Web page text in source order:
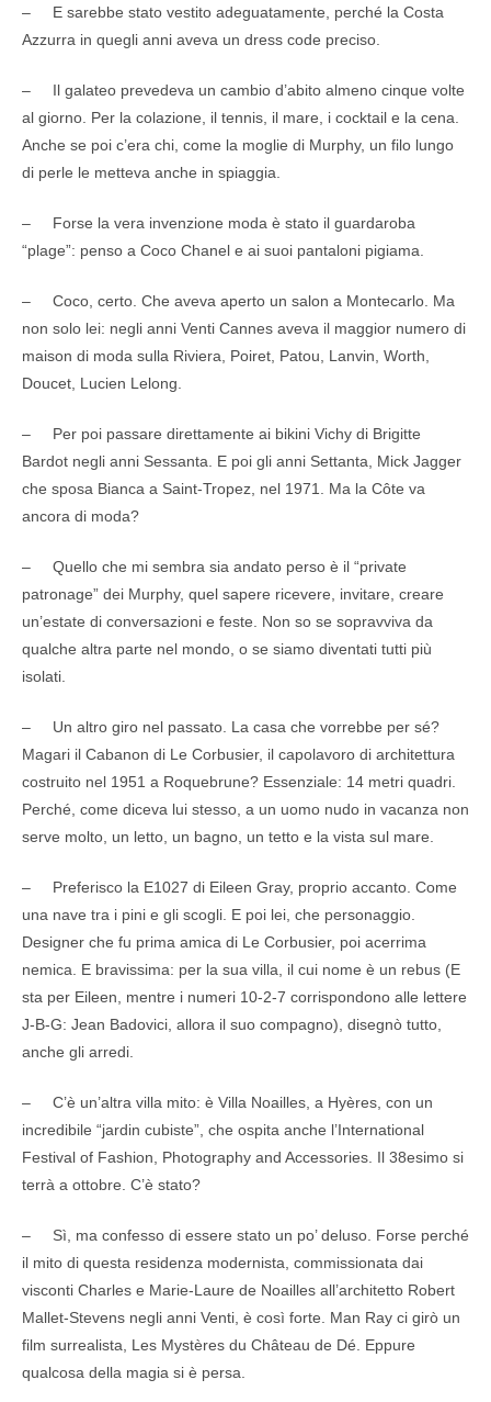
– E sarebbe stato vestito adeguatamente, perché la Costa
Azzurra in quegli anni aveva un dress code preciso.
– Il galateo prevedeva un cambio d’abito almeno cinque volte
al giorno. Per la colazione, il tennis, il mare, i cocktail e la cena.
Anche se poi c’era chi, come la moglie di Murphy, un filo lungo
di perle le metteva anche in spiaggia.
– Forse la vera invenzione moda è stato il guardaroba
“plage”: penso a Coco Chanel e ai suoi pantaloni pigiama.
– Coco, certo. Che aveva aperto un salon a Montecarlo. Ma
non solo lei: negli anni Venti Cannes aveva il maggior numero di
maison di moda sulla Riviera, Poiret, Patou, Lanvin, Worth,
Doucet, Lucien Lelong.
– Per poi passare direttamente ai bikini Vichy di Brigitte
Bardot negli anni Sessanta. E poi gli anni Settanta, Mick Jagger
che sposa Bianca a Saint-Tropez, nel 1971. Ma la Côte va
ancora di moda?
– Quello che mi sembra sia andato perso è il “private
patronage” dei Murphy, quel sapere ricevere, invitare, creare
un’estate di conversazioni e feste. Non so se sopravviva da
qualche altra parte nel mondo, o se siamo diventati tutti più
isolati.
– Un altro giro nel passato. La casa che vorrebbe per sé?
Magari il Cabanon di Le Corbusier, il capolavoro di architettura
costruito nel 1951 a Roquebrune? Essenziale: 14 metri quadri.
Perché, come diceva lui stesso, a un uomo nudo in vacanza non
serve molto, un letto, un bagno, un tetto e la vista sul mare.
– Preferisco la E1027 di Eileen Gray, proprio accanto. Come
una nave tra i pini e gli scogli. E poi lei, che personaggio.
Designer che fu prima amica di Le Corbusier, poi acerrima
nemica. E bravissima: per la sua villa, il cui nome è un rebus (E
sta per Eileen, mentre i numeri 10-2-7 corrispondono alle lettere
J-B-G: Jean Badovici, allora il suo compagno), disegnò tutto,
anche gli arredi.
– C’è un’altra villa mito: è Villa Noailles, a Hyères, con un
incredibile “jardin cubiste”, che ospita anche l’International
Festival of Fashion, Photography and Accessories. Il 38esimo si
terrà a ottobre. C’è stato?
– Sì, ma confesso di essere stato un po’ deluso. Forse perché
il mito di questa residenza modernista, commissionata dai
visconti Charles e Marie-Laure de Noailles all’architetto Robert
Mallet-Stevens negli anni Venti, è così forte. Man Ray ci girò un
film surrealista, Les Mystères du Château de Dé. Eppure
qualcosa della magia si è persa.